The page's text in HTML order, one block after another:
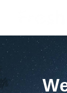
My tickets
Submit ticket
Login